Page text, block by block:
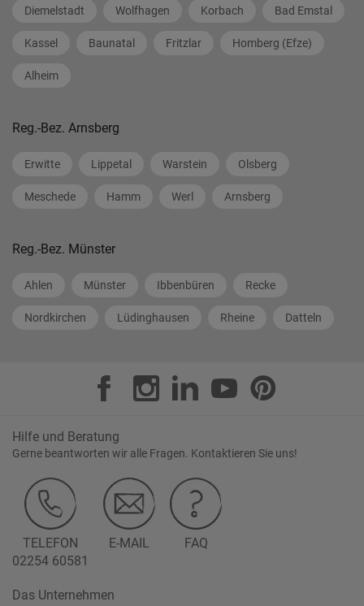
Diemelstadt Wolfhagen Korbach Bad Emstal
Kassel Baunatal Fritzlar Homberg (Efze)
Alheim
Reg.-Bez. Arnsberg
Erwitte Lippetal Warstein Olsberg
Meschede Hamm Werl Arnsberg
Reg.-Bez. Münster
Ahlen Münster Ibbenbüren Recke
Nordkirchen Lüdinghausen Rheine Datteln
Hilfe und Beratung
Gerne beantworten wir alle Fragen. Kontaktieren Sie uns!
TELEFON
02254 60581
E-MAIL FAQ
Das Unternehmen